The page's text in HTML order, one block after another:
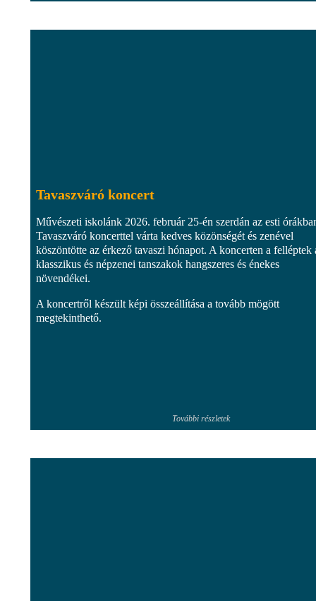
Tavaszváró koncert
Művészeti iskolánk 2026. február 25-én szerdán az esti
Tavaszváró koncerttel várta kedves közönségét és zenével
köszöntötte az érkező tavaszi hónapot. A koncerten a felléptek
klasszikus és népzenei tanszakok hangszeres és énekes
növendékei.
A koncertről készült képi összeállítása a tovább mögött
megtekinthető.
További részletek